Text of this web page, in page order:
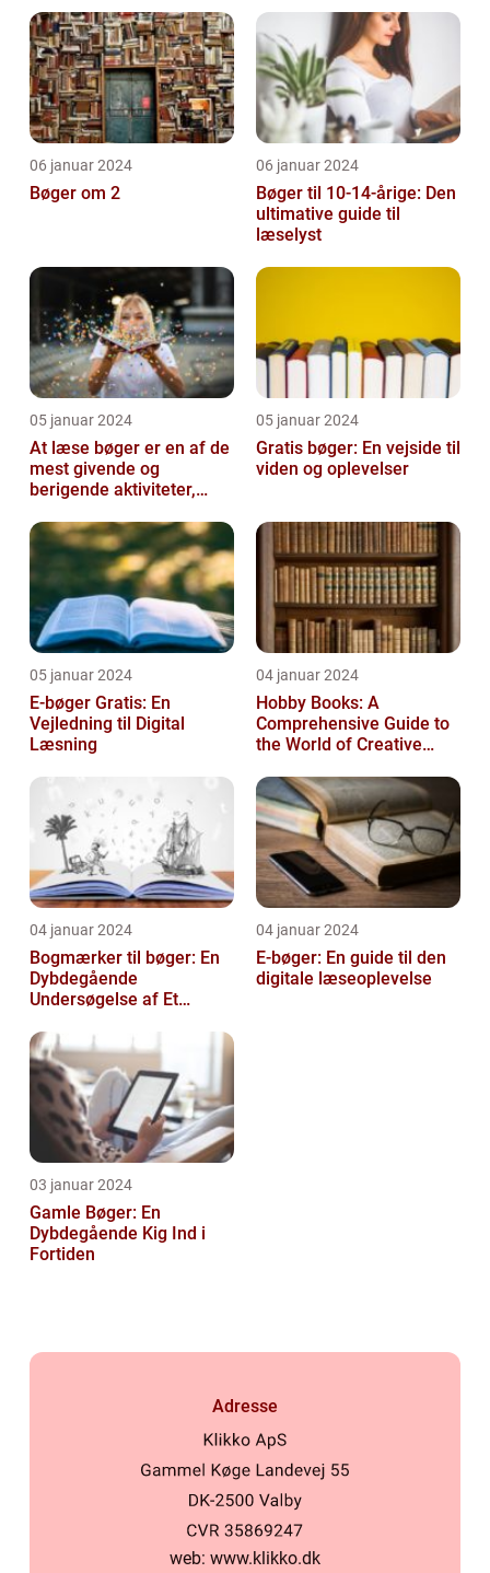
06 januar 2024
Bøger om 2
06 januar 2024
Bøger til 10-14-årige: Den
ultimative guide til
læselyst
05 januar 2024
At læse bøger er en af de
mest givende og
berigende aktiviteter,
05 januar 2024
Gratis bøger: En vejside til
viden og oplevelser
05 januar 2024
E-bøger Gratis: En
Vejledning til Digital
Læsning
04 januar 2024
Hobby Books: A
Comprehensive Guide to
the World of Creative
04 januar 2024
Bogmærker til bøger: En
Dybdegående
Undersøgelse af Et
04 januar 2024
E-bøger: En guide til den
digitale læseoplevelse
03 januar 2024
Gamle Bøger: En
Dybdegående Kig Ind i
Fortiden
Adresse
web: www.klikko.dk